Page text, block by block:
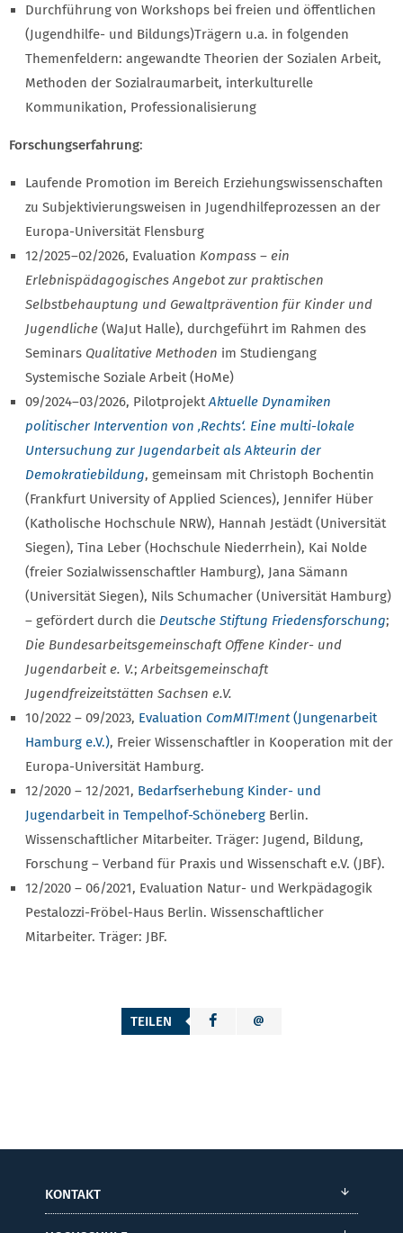
Durchführung von Workshops bei freien und öffentlichen
(Jugendhilfe- und Bildungs)Trägern u.a. in folgenden
Themenfeldern: angewandte Theorien der Sozialen Arbeit,
Methoden der Sozialraumarbeit, interkulturelle
Kommunikation, Professionalisierung
Forschungserfahrung:
Laufende Promotion im Bereich Erziehungswissenschaften
zu Subjektivierungsweisen in Jugendhilfeprozessen an der
Europa-Universität Flensburg
12/2025–02/2026, Evaluation Kompass – ein
Erlebnispädagogisches Angebot zur praktischen
Selbstbehauptung und Gewaltprävention für Kinder und
Jugendliche (WaJut Halle), durchgeführt im Rahmen des
Seminars Qualitative Methoden im Studiengang
Systemische Soziale Arbeit (HoMe)
09/2024–03/2026, PilotprojektAktuelle Dynamiken
politischer Intervention von ‚Rechts‘. Eine multi-lokale
Untersuchung zur Jugendarbeit als Akteurin der
Demokratiebildung, gemeinsam mit Christoph Bochentin
(Frankfurt University of Applied Sciences), Jennifer Hüber
(Katholische Hochschule NRW), Hannah Jestädt (Universität
Siegen), Tina Leber (Hochschule Niederrhein), Kai Nolde
(freier Sozialwissenschaftler Hamburg), Jana Sämann
(Universität Siegen), Nils Schumacher (Universität Hamburg)
– gefördert durch die Deutsche Stiftung Friedensforschung;
Die Bundesarbeitsgemeinschaft Offene Kinder- und
Jugendarbeit e. V.;Arbeitsgemeinschaft
Jugendfreizeitstätten Sachsen e.V.
10/2022 – 09/2023, Evaluation ComMIT!ment(Jungenarbeit
Hamburg e.V.), Freier Wissenschaftler in Kooperation mit der
Europa-Universität Hamburg.
12/2020 – 12/2021, Bedarfserhebung Kinder- und
Jugendarbeit in Tempelhof-Schöneberg Berlin.
Wissenschaftlicher Mitarbeiter. Träger: Jugend, Bildung,
Forschung – Verband für Praxis und Wissenschaft e.V. (JBF).
12/2020 – 06/2021, Evaluation Natur- und Werkpädagogik
Pestalozzi-Fröbel-Haus Berlin. Wissenschaftlicher
Mitarbeiter. Träger: JBF.
TEILEN
KONTAKT